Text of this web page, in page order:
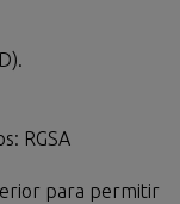
RGSA
para permitir